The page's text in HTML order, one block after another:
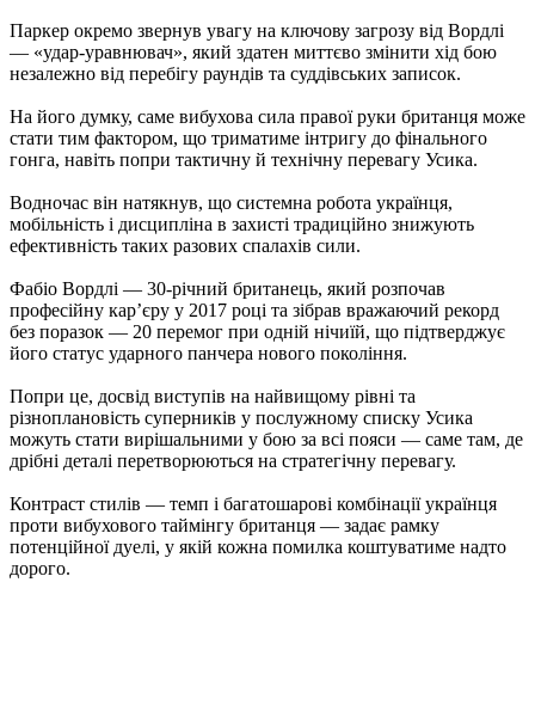
Паркер окремо звернув увагу на ключову загрозу від Вордлі
— «удар‑уравнювач», який здатен миттєво змінити хід бою
незалежно від перебігу раундів та суддівських записок.
На його думку, саме вибухова сила правої руки британця може
стати тим фактором, що триматиме інтригу до фінального
гонга, навіть попри тактичну й технічну перевагу Усика.
Водночас він натякнув, що системна робота українця,
мобільність і дисципліна в захисті традиційно знижують
ефективність таких разових спалахів сили.​
Фабіо Вордлі — 30‑річний британець, який розпочав
професійну кар’єру у 2017 році та зібрав вражаючий рекорд
без поразок — 20 перемог при одній нічиїй, що підтверджує
його статус ударного панчера нового покоління.
Попри це, досвід виступів на найвищому рівні та
різноплановість суперників у послужному списку Усика
можуть стати вирішальними у бою за всі пояси — саме там, де
дрібні деталі перетворюються на стратегічну перевагу.
Контраст стилів — темп і багатошарові комбінації українця
проти вибухового таймінгу британця — задає рамку
потенційної дуелі, у якій кожна помилка коштуватиме надто
дорого.​